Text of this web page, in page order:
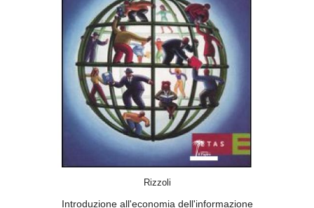
Rizzoli
Introduzione all'economia dell'informazione